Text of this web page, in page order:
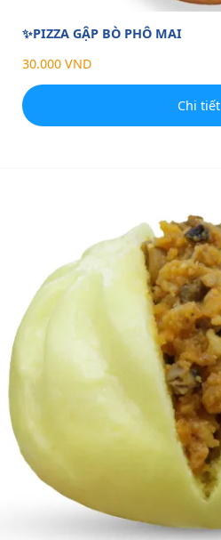
✨PIZZA GẬP BÒ PHÔ MAI
30.000 VND
Chi tiết